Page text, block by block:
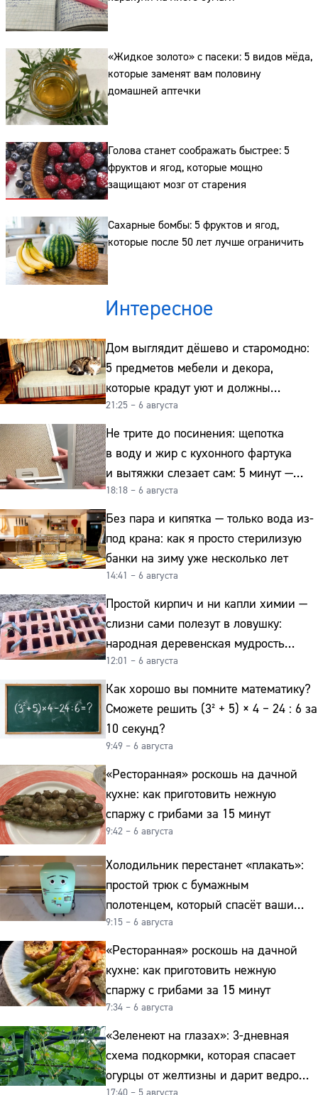
«Жидкое золото» с пасеки: 5 видов мёда,
которые заменят вам половину
домашней аптечки
Голова станет соображать быстрее: 5
фруктов и ягод, которые мощно
защищают мозг от старения
Сахарные бомбы: 5 фруктов и ягод,
которые после 50 лет лучше ограничить
Интересное
Дом выглядит дёшево и старомодно:
5 предметов мебели и декора,
которые крадут уют и должны
отправиться на свалку прямо сейчас
21:25 – 6 августа
Не трите до посинения: щепотка
в воду и жир с кухонного фартука
и вытяжки слезает сам: 5 минут —
и сверкает как новая
18:18 – 6 августа
Без пара и кипятка — только вода из-
под крана: как я просто стерилизую
банки на зиму уже несколько лет
14:41 – 6 августа
Простой кирпич и ни капли химии —
слизни сами полезут в ловушку:
народная деревенская мудрость
реально работает
12:01 – 6 августа
Как хорошо вы помните математику?
Сможете решить (3² + 5) × 4 − 24 : 6 за
10 секунд?
9:49 – 6 августа
«Ресторанная» роскошь на дачной
кухне: как приготовить нежную
спаржу с грибами за 15 минут
9:42 – 6 августа
Холодильник перестанет «плакать»:
простой трюк с бумажным
полотенцем, который спасёт ваши
овощи от гнили
9:15 – 6 августа
«Ресторанная» роскошь на дачной
кухне: как приготовить нежную
спаржу с грибами за 15 минут
7:34 – 6 августа
«Зеленеют на глазах»: 3-дневная
схема подкормки, которая спасает
огурцы от желтизны и дарит ведро
Сайт:
Адрес: